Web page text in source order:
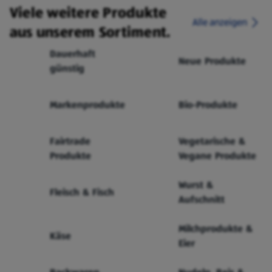
Viele weitere Produkte
aus unserem Sortiment.
Alle anzeigen
Dauerhaft
günstig
Neue Produkte
Markenprodukte Bio-Produkte
Fairtrade
Produkte
Vegetarische &
Vegane Produkte
Fleisch & Fisch
Wurst &
Aufschnitt
Käse
Milchprodukte &
Eier